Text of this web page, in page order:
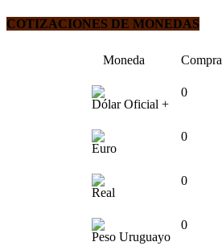
COTIZACIONES DE MONEDAS
Moneda Compra
Dólar Oficial +
0
Euro
0
Real
0
Peso Uruguayo
0